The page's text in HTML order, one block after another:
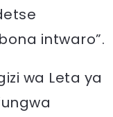
intwaro”.
wa Leta ya